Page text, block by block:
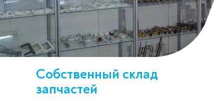
Собственный склад
запчастей